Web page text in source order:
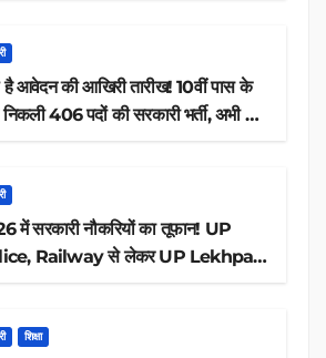
आवेदन की आखिरी तारीख! 10वीं पास के
406 पदों की सरकारी भर्ती, अभी करें
में सरकारी नौकरियों का तूफान! UP
Railway से लेकर UP Lekhpal
शिक्षा